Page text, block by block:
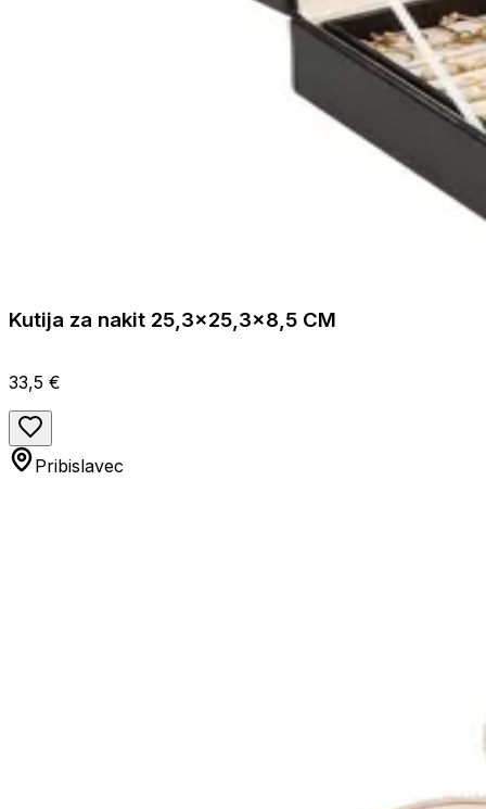
Kutija za nakit 25,3x25,3x8,5 CM
33,5 €
Pribislavec